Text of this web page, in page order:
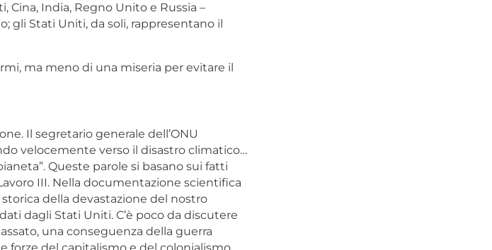
Cina, India, Regno Unito e Russia –
gli Stati Uniti, da soli, rappresentano il
ma meno di una miseria per evitare il
Il segretario generale dell’ONU
velocemente verso il disastro climatico…
Queste parole si basano sui fatti
III. Nella documentazione scientifica
della devastazione del nostro
dagli Stati Uniti. C’è poco da discutere
una conseguenza della guerra